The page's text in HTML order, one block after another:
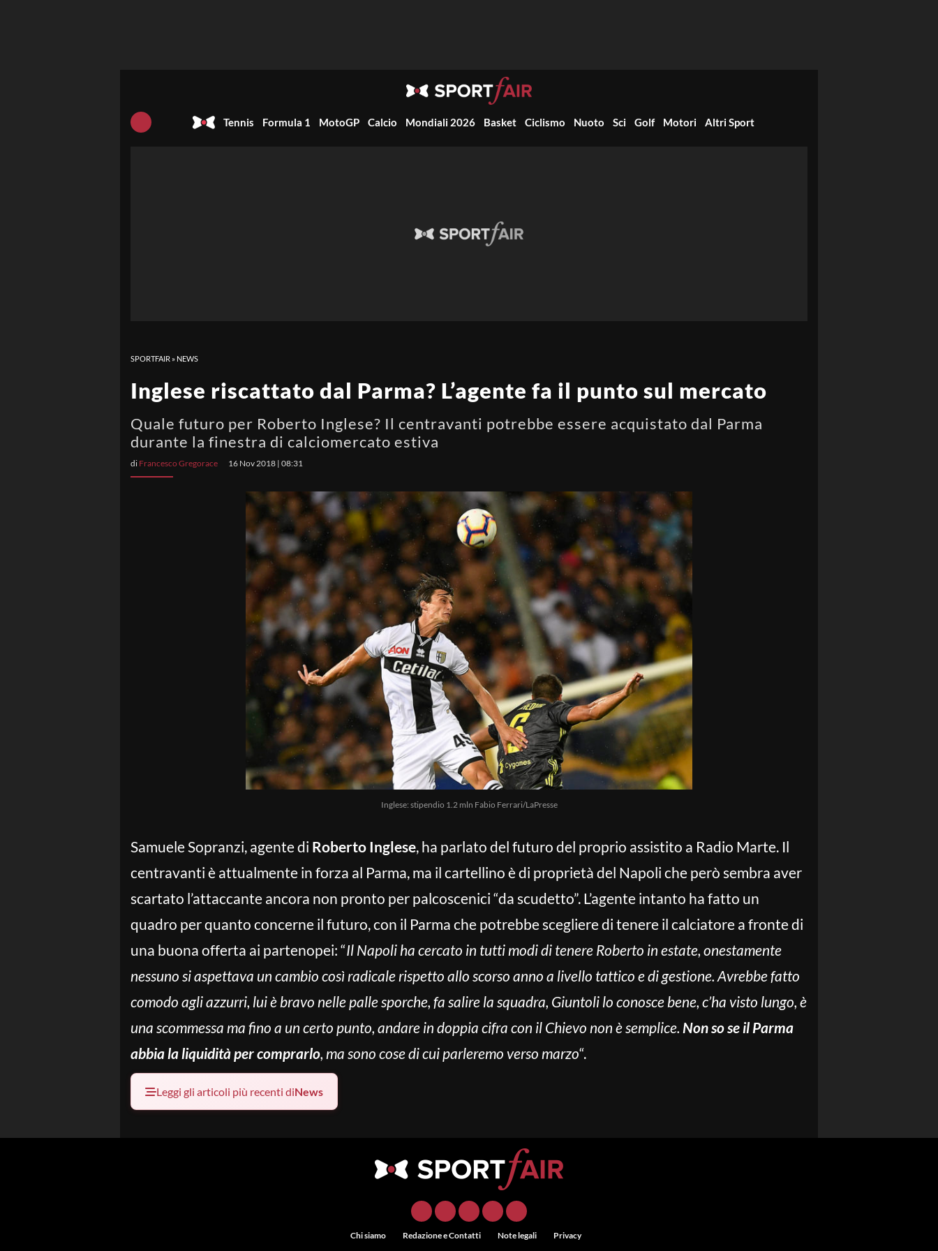
Tennis Formula 1 MotoGP Calcio Mondiali 2026 Basket Ciclismo Nuoto Sci Golf Motori Altri Sport
SPORTFAIR » NEWS
Inglese riscattato dal Parma? L’agente fa il punto sul mercato
Quale futuro per Roberto Inglese? Il centravanti potrebbe essere acquistato dal Parma
durante la finestra di calciomercato estiva
di Francesco Gregorace 16 Nov 2018 | 08:31
Inglese: stipendio 1.2 mln Fabio Ferrari/LaPresse
Samuele Sopranzi, agente di Roberto Inglese, ha parlato del futuro del proprio assistito a Radio Marte. Il
centravanti è attualmente in forza al Parma, ma il cartellino è di proprietà del Napoli che però sembra aver
scartato l’attaccante ancora non pronto per palcoscenici “da scudetto”. L’agente intanto ha fatto un
quadro per quanto concerne il futuro, con il Parma che potrebbe scegliere di tenere il calciatore a fronte di
una buona offerta ai partenopei: “Il Napoli ha cercato in tutti modi di tenere Roberto in estate, onestamente
nessuno si aspettava un cambio così radicale rispetto allo scorso anno a livello tattico e di gestione. Avrebbe fatto
comodo agli azzurri, lui è bravo nelle palle sporche, fa salire la squadra, Giuntoli lo conosce bene, c’ha visto lungo, è
una scommessa ma fino a un certo punto, andare in doppia cifra con il Chievo non è semplice. Non so se il Parma
abbia la liquidità per comprarlo, ma sono cose di cui parleremo verso marzo“.
Leggi gli articoli più recenti diNews
Chi siamo Redazione e Contatti Note legali Privacy